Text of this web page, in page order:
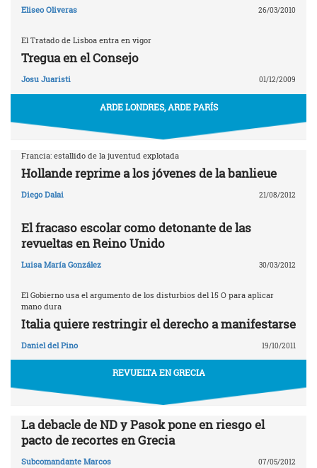
Eliseo Oliveras 26/03/2010
El Tratado de Lisboa entra en vigor
Tregua en el Consejo
Josu Juaristi 01/12/2009
ARDE LONDRES, ARDE PARÍS
Francia: estallido de la juventud explotada
Hollande reprime a los jóvenes de la banlieue
Diego Dalai 21/08/2012
El fracaso escolar como detonante de las
revueltas en Reino Unido
Luisa María González 30/03/2012
El Gobierno usa el argumento de los disturbios del 15 O para aplicar
mano dura
Italia quiere restringir el derecho a manifestarse
Daniel del Pino 19/10/2011
REVUELTA EN GRECIA
La debacle de ND y Pasok pone en riesgo el
pacto de recortes en Grecia
Subcomandante Marcos 07/05/2012